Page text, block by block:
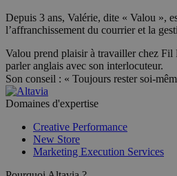
Depuis 3 ans, Valérie, dite « Valou »,
l’affranchissement du courrier et la
Valou prend plaisir à travailler chez Fil
parler anglais avec son interlocuteur.
Son conseil : « Toujours rester soi-
Domaines d'expertise
Creative Performance
New Store
Marketing Execution Services